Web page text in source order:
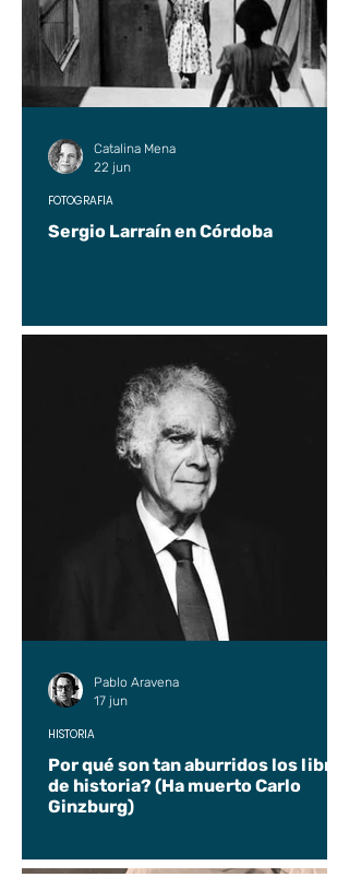
Sergio Larraín en Córdoba
FOTOGRAFÍA
Catalina Mena
22 jun
Por qué son tan aburridos los libros
de historia? (Ha muerto Carlo
Ginzburg)
HISTORIA
Pablo Aravena
17 jun